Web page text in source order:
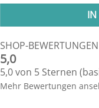
SHOP-BEWERTUNGEN
5,0
5,0 von 5 Sternen
Mehr Bewertungen